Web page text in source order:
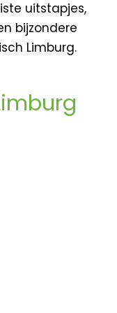
uitstapjes,
bijzondere
Limburg.